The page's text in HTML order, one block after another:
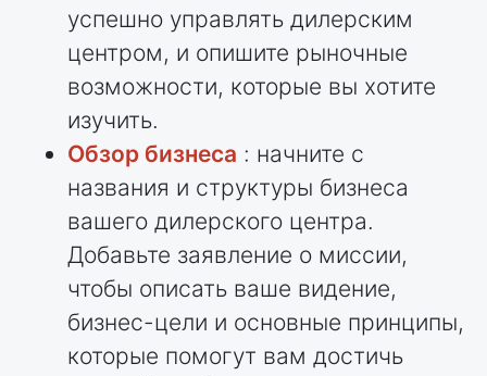
успешно управлять дилерским
центром, и опишите рыночные
возможности, которые вы хотите
изучить.
Обзор бизнеса : начните с
названия и структуры бизнеса
вашего дилерского центра.
Добавьте заявление о миссии,
чтобы описать ваше видение,
бизнес-цели и основные принципы,
которые помогут вам достичь